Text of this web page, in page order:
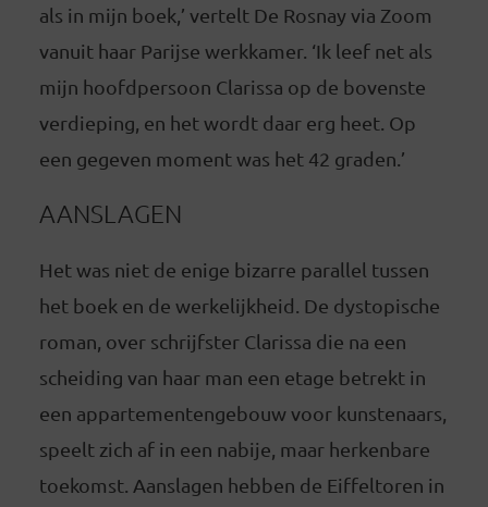
als in mijn boek,’ vertelt De Rosnay via Zoom
vanuit haar Parijse werkkamer. ‘Ik leef net als
mijn hoofdpersoon Clarissa op de bovenste
verdieping, en het wordt daar erg heet. Op
een gegeven moment was het 42 graden.’
AANSLAGEN
Het was niet de enige bizarre parallel tussen
het boek en de werkelijkheid. De dystopische
roman, over schrijfster Clarissa die na een
scheiding van haar man een etage betrekt in
een appartementengebouw voor kunstenaars,
speelt zich af in een nabije, maar herkenbare
toekomst. Aanslagen hebben de Eiffeltoren in